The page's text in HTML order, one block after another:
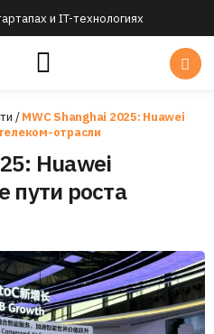
и IT-технологиях
/MWC Shanghai 2025: Huawei
отрасли
Huawei
пути роста